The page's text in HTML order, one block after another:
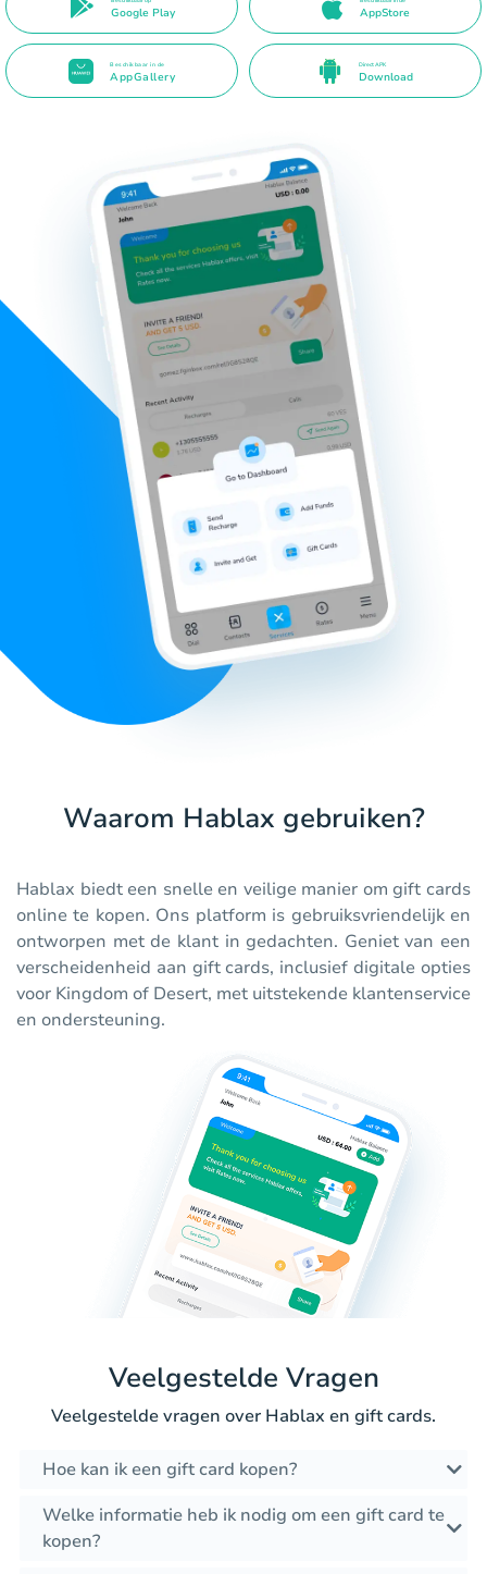
Google Play AppStore
Beschikbaar in de
AppGallery
Direct APK
Download
Waarom Hablax gebruiken?
Hablax biedt een snelle en veilige manier om gift cards
online te kopen. Ons platform is gebruiksvriendelijk en
ontworpen met de klant in gedachten. Geniet van een
verscheidenheid aan gift cards, inclusief digitale opties
voor Kingdom of Desert, met uitstekende klantenservice
en ondersteuning.
Veelgestelde Vragen
Veelgestelde vragen over Hablax en gift cards.
Hoe kan ik een gift card kopen?
Welke informatie heb ik nodig om een gift card te
kopen?